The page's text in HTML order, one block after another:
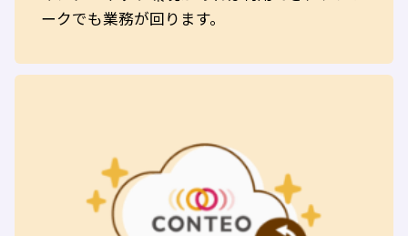
ークでも業務が回ります。